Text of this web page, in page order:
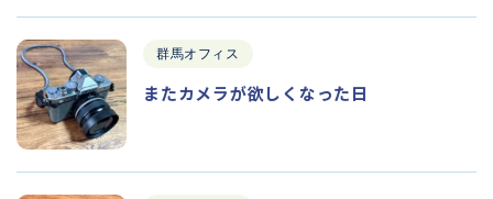
群馬オフィス
またカメラが欲しくなった日